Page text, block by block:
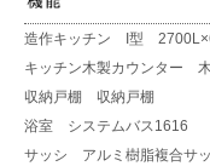
造作キッチン I型
キッチン木製カウンター
収納戸棚 収納戸棚
浴室 システムバス1616
サッシ アルミ樹脂複合サ